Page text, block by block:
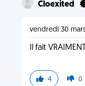
Cloexited
vendredi 30 mars
Il fait
4 0